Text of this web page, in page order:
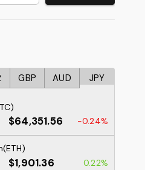
GBP AUD JPY
$64,351.56 -0.24%
$1,901.36 0.22%